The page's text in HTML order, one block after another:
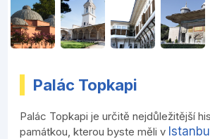
Palác Topkapi
Palác Topkapi je určitě nejdůležitější
památkou, kterou byste měli v